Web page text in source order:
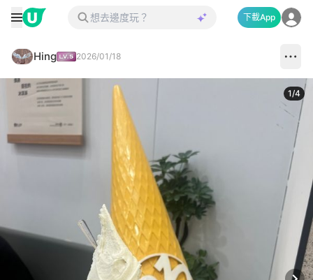
下載App
Hing 2026/01/18
1/4